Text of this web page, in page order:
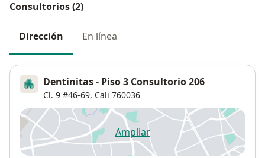
Consultorios (2)
Dirección En línea
Dentinitas - Piso 3 Consultorio 206
Cl. 9 #46-69, Cali 760036
Ampliarse abre en una nueva